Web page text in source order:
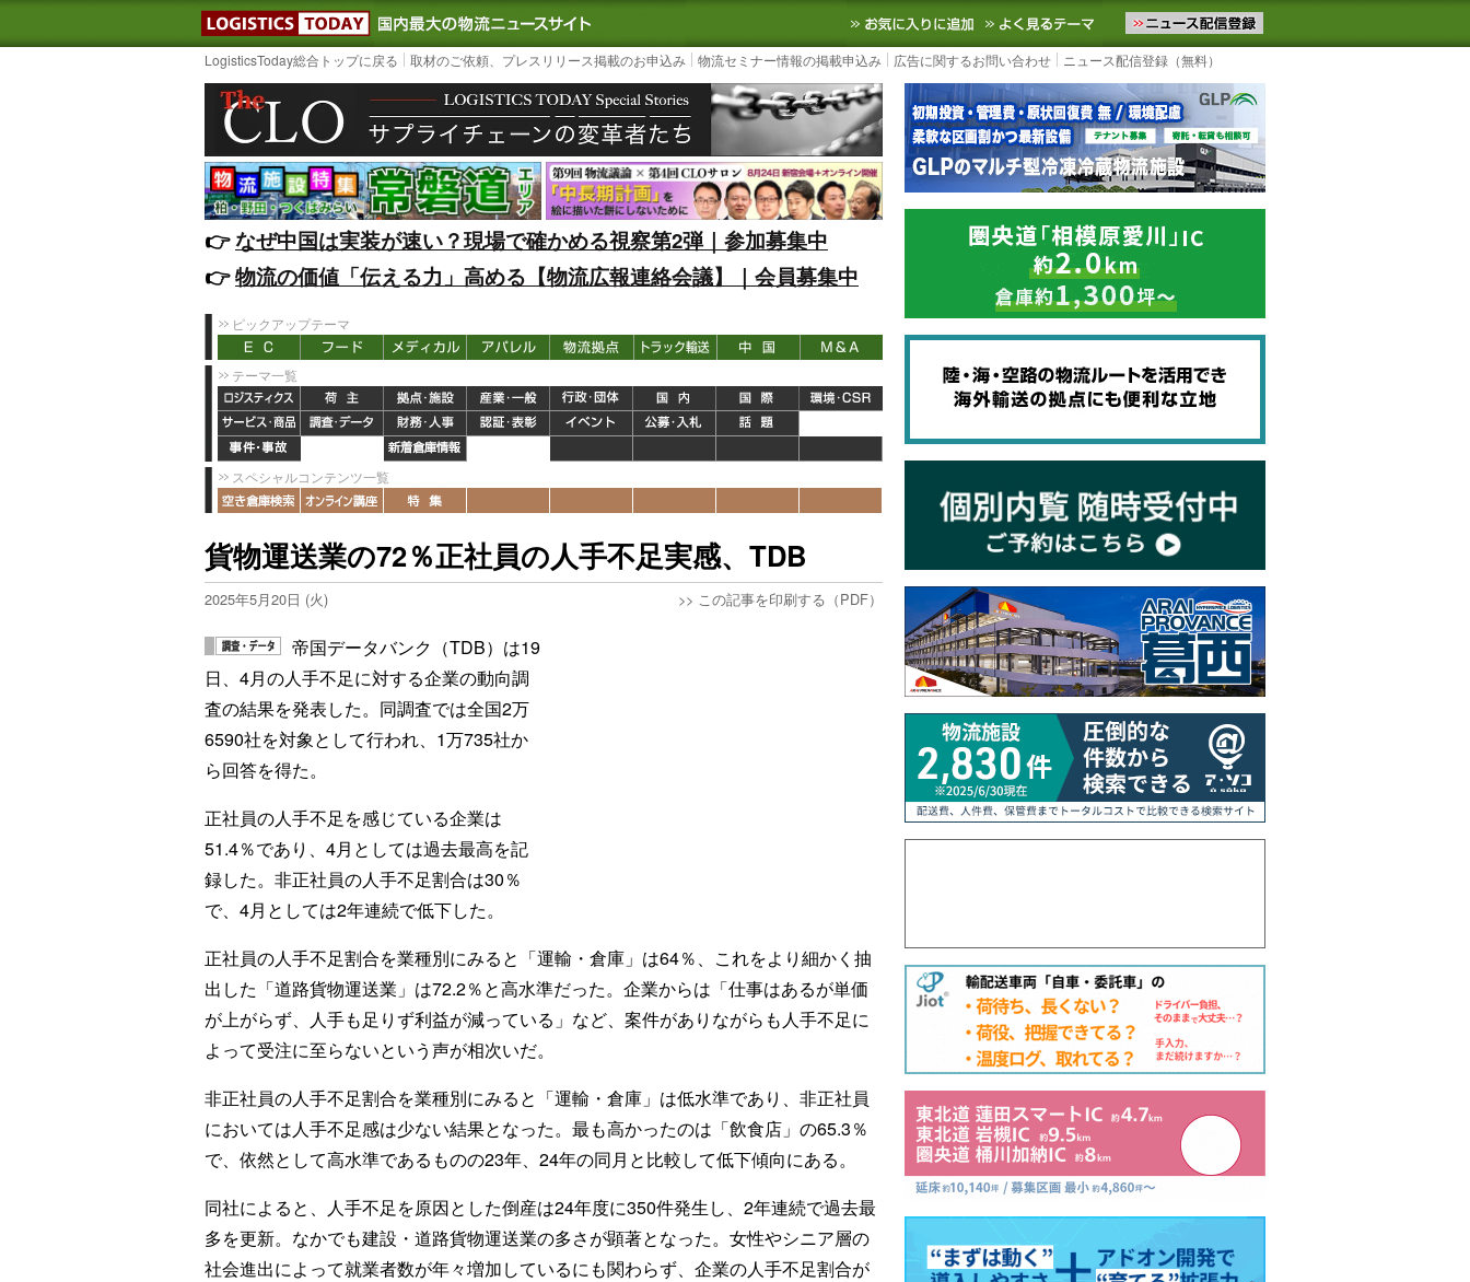
LOGISTICS TODAY｜国内最大の物流ニュースサイト3PL, SCMなど国内外の最新の物流ニュースをお届けします。物流ニュースメール配信を登録す
お気に入りに追加 よく見るテーマ
LogisticsToday総合トップに戻る 取材のご依頼、プレスリリース掲載のお申込み 物流セミナー情報の掲載申込み 広告に関するお問い合わせ ニュース配信登録（無料）
👉️なぜ中国は実装が速い？現場で確かめる視察第2弾｜参加募集中
👉️物流の価値「伝える力」高める【物流広報連絡会議】｜会員募集中
ピックアップテーマ
テーマ一覧
スペシャルコンテンツ一覧
貨物運送業の72％正社員の人手不足実感、TDB
2025年5月20日 (火) >> この記事を印刷する（PDF）
帝国データバンク（TDB）は19
日、4月の人手不足に対する企業の動向調
査の結果を発表した。同調査では全国2万
6590社を対象として行われ、1万735社か
ら回答を得た。
正社員の人手不足を感じている企業は
51.4％であり、4月としては過去最高を記
録した。非正社員の人手不足割合は30％
で、4月としては2年連続で低下した。
正社員の人手不足割合を業種別にみると「運輸・倉庫」は64％、これをより細かく抽
出した「道路貨物運送業」は72.2％と高水準だった。企業からは「仕事はあるが単価
が上がらず、人手も足りず利益が減っている」など、案件がありながらも人手不足に
よって受注に至らないという声が相次いだ。
非正社員の人手不足割合を業種別にみると「運輸・倉庫」は低水準であり、非正社員
においては人手不足感は少ない結果となった。最も高かったのは「飲食店」の65.3％
で、依然として高水準であるものの23年、24年の同月と比較して低下傾向にある。
同社によると、人手不足を原因とした倒産は24年度に350件発生し、2年連続で過去最
多を更新。なかでも建設・道路貨物運送業の多さが顕著となった。女性やシニア層の
社会進出によって就業者数が年々増加しているにも関わらず、企業の人手不足割合が